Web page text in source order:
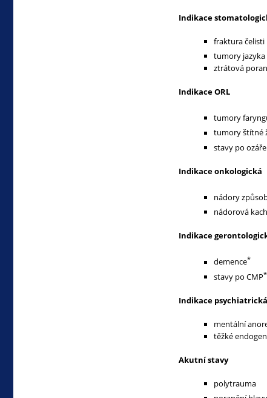
Indikace
fraktura čelisti
tumory
ztrátová
Indikace ORL
tumory
tumory štítné
stavy po
Indikace onkologická
nádory
nádorová
Indikace
demence*
stavy po CMP*
Indikace psychiatrická
mentální
těžké
Akutní stavy
polytrauma